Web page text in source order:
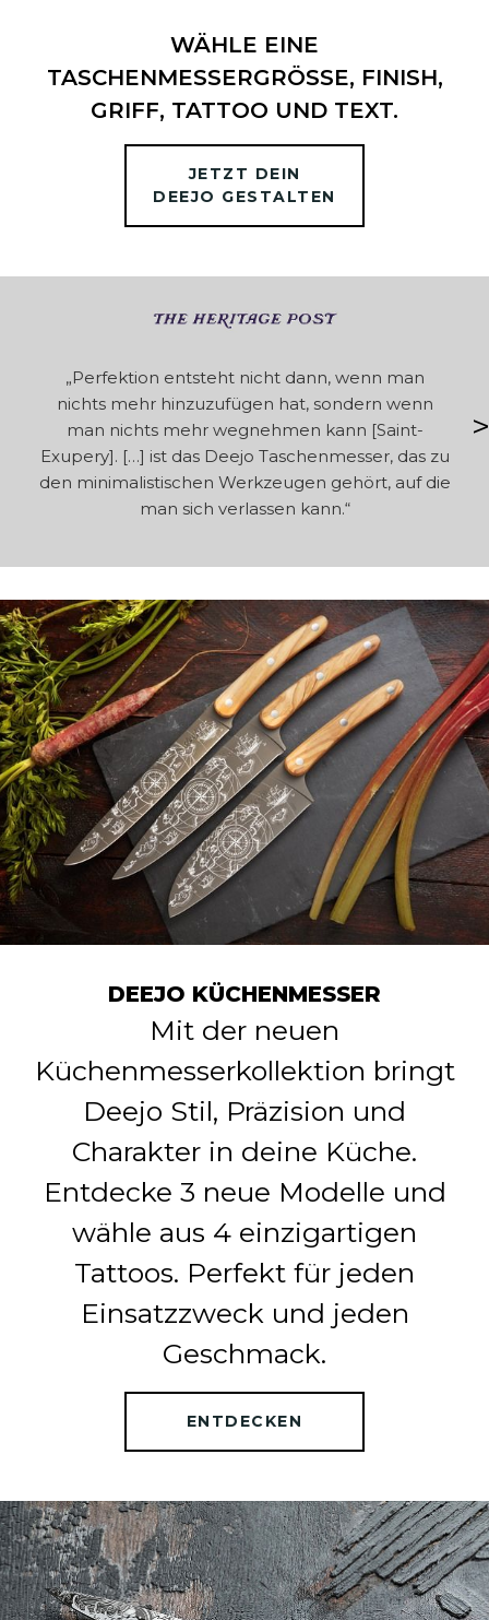
WÄHLE EINE
TASCHENMESSERGRÖSSE, FINISH,
GRIFF, TATTOO UND TEXT.
JETZT DEIN
DEEJO GESTALTEN
„Perfektion entsteht nicht dann, wenn man
nichts mehr hinzuzufügen hat, sondern wenn
man nichts mehr wegnehmen kann [Saint-
Exupery]. […] ist das Deejo Taschenmesser, das zu
den minimalistischen Werkzeugen gehört, auf die
man sich verlassen kann.“
DEEJO KÜCHENMESSER
Mit der neuen
Küchenmesserkollektion bringt
Deejo Stil, Präzision und
Charakter in deine Küche.
Entdecke 3 neue Modelle und
wähle aus 4 einzigartigen
Tattoos. Perfekt für jeden
Einsatzzweck und jeden
Geschmack.
ENTDECKEN